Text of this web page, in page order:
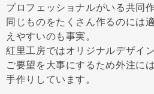
プロフェッショナルがいる共同
同じものをたくさん作るのには
えやすいのも事実。
紅里工房ではオリジナルデザイ
ご要望を大事にするため外注に
手作りしています。